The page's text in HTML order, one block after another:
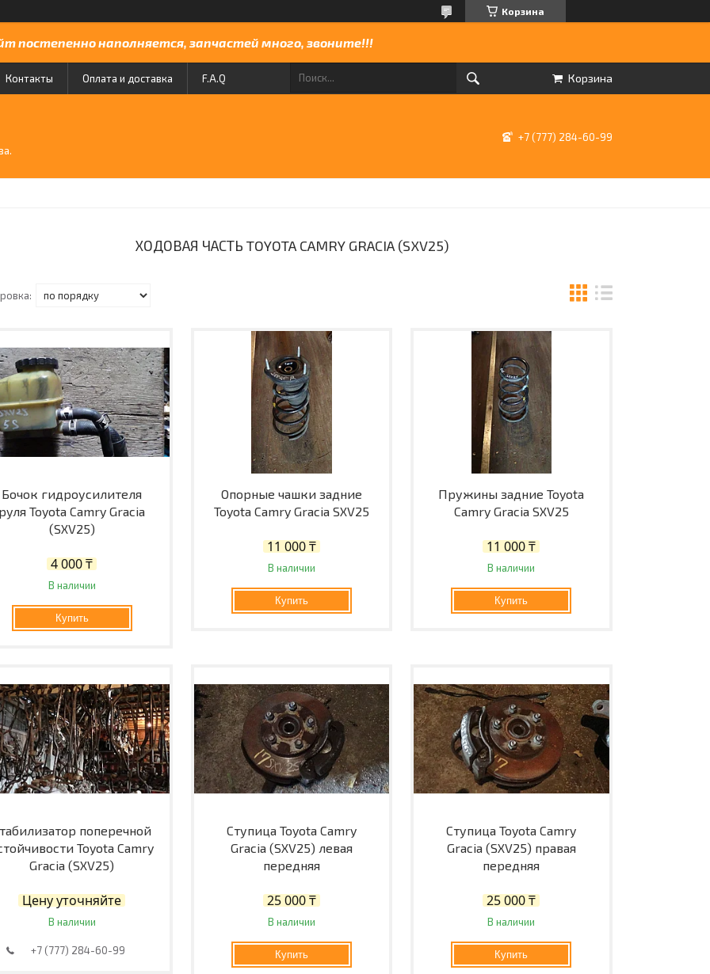
Корзина
постепенно наполняется, запчастей много, звоните!!!
Контакты Оплата и доставка F.A.Q Корзина
+7 (777) 284-60-99
ХОДОВАЯ ЧАСТЬ TOYOTA CAMRY GRACIA (SXV25)
Бочок гидроусилителя
Toyota Camry Gracia
(SXV25)
4 000 ₸
В наличии
Купить
Опорные чашки задние
Toyota Camry Gracia SXV25
11 000 ₸
В наличии
Купить
Пружины задние Toyota
Camry Gracia SXV25
11 000 ₸
В наличии
Купить
поперечной
Toyota Camry
Gracia (SXV25)
Цену уточняйте
В наличии
+7 (777) 284-60-99
Ступица Toyota Camry
Gracia (SXV25) левая
передняя
25 000 ₸
В наличии
Купить
Ступица Toyota Camry
Gracia (SXV25) правая
передняя
25 000 ₸
В наличии
Купить